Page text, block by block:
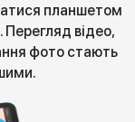
планшетом
Перегляд відео,
фото стають